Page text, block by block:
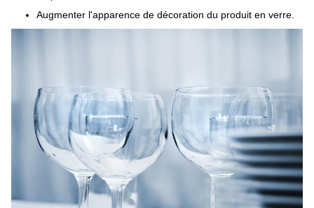
Augmenter l'apparence de décoration du produit en verre.